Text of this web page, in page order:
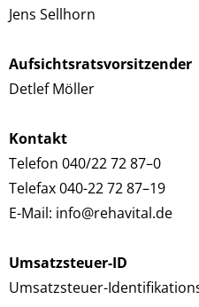
Jens Sellhorn
Aufsichtsratsvorsitzender
Detlef Möller
Kontakt
Telefon 040/22 72 87–0
Telefax 040-22 72 87–19
E-Mail: info@rehavital.de
Umsatzsteuer-ID
Umsatzsteuer-